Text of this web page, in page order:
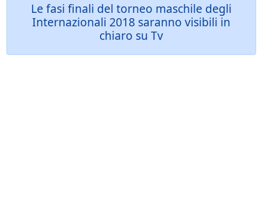
Le fasi finali del torneo maschile degli
Internazionali 2018 saranno visibili in
chiaro su Tv